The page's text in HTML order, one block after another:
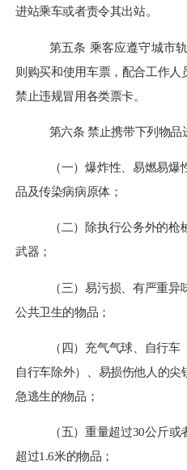
进站乘车或者责令其出站。
第五条 乘客应遵守城市
则购买和使用车票，配合工作
禁止违规冒用各类票卡。
第六条 禁止携带下列物品
（一）爆炸性、易燃易
品及传染病病原体；
（二）除执行公务外的
武器；
（三）易污损、有严重
公共卫生的物品；
（四）充气气球、自行
自行车除外）、易损伤他人的
急逃生的物品；
（五）重量超过30公斤或
超过1.6米的物品；